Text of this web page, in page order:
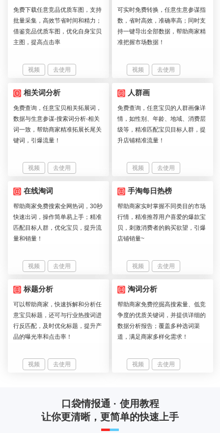
免费下载任意竞品优质车图，支持
批量采集，高效节省时间和精力；
借鉴竞品优质车图，优化自身宝贝
主图，提高点击率
视频 去使用
可实时免费转换，任意生意参谋指
数，省时高效，准确率高；同时支
持一键导出全部数据，帮助商家精
准把握市场数据！
视频 去使用
9 相关词分析
免费查询，任意宝贝相关拓展词，
数据与生意参谋-搜索词分析-相关
词一致，帮助商家精准拓展长尾关
键词，引爆流量！
视频 去使用
10 人群画
免费查询，任意宝贝的人群画像详
情，如性别、年龄、地域、消费层
级等，精准匹配宝贝目标人群，提
升店铺精准流量！
视频 去使用
11 在线淘词
帮助商家免费搜索全网热词，30秒
快速出词，操作简单易上手；精准
匹配目标人群，优化宝贝，提升流
量和销量！
视频 去使用
12 手淘每日热榜
帮助商家实时掌握不同类目的市场
行情，精准推荐用户喜爱的爆款宝
贝，刺激消费者的购买欲望，引爆
店铺销量~
视频 去使用
13 标题分析
可以帮助商家，快速拆解和分析任
意宝贝标题，还可与行业热搜词进
行反匹配，及时优化标题，提升产
品的曝光率和点击率！
视频 去使用
14 淘词分析
帮助商家免费挖掘高搜索量、低竞
争度的优质关键词，并提供详细的
数据分析报告；覆盖多种选词渠
道，满足商家多样化需求！
视频 去使用
口袋情报通 · 使用教程
让你更清晰，更简单的快速上手